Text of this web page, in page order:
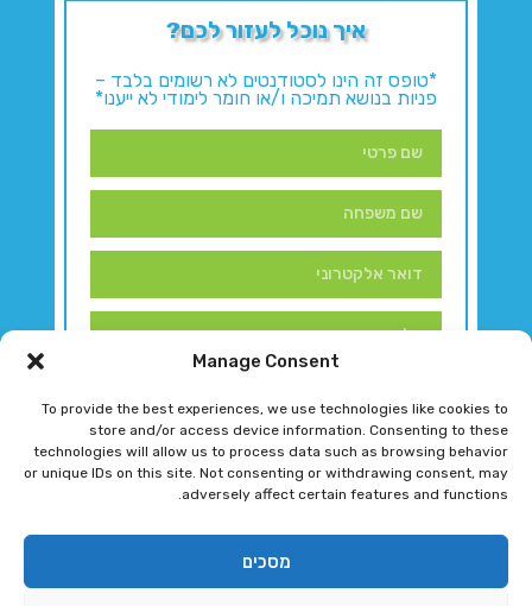
Manage Consent
To provide the best experiences, we use technologies like cookies to
store and/or access device information. Consenting to these
technologies will allow us to process data such as browsing behavior
or unique IDs on this site. Not consenting or withdrawing consent, may
adversely affect certain features and functions.
מסכים
איך נוכל לעזור לכם?
*טופס זה הינו לסטודנטים לא רשומים בלבד –
פניות בנושא תמיכה ו/או חומר לימודי לא ייענו*